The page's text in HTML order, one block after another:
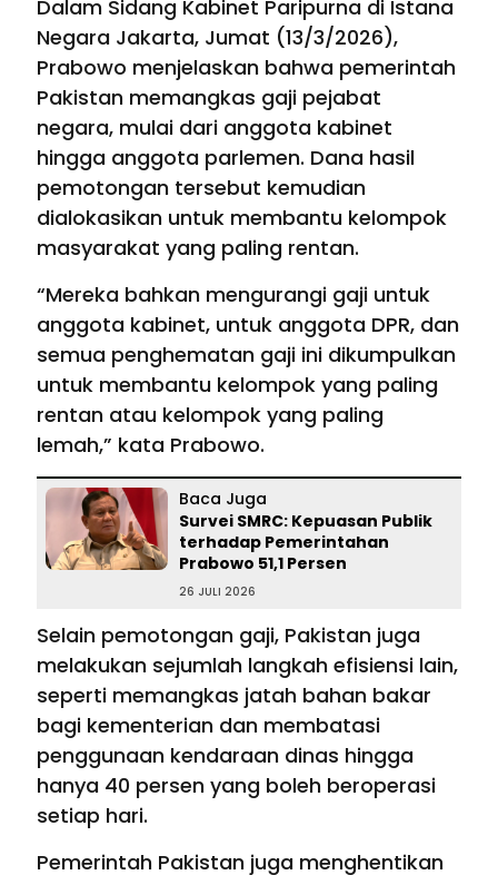
Dalam Sidang Kabinet Paripurna di Istana
Negara Jakarta, Jumat (13/3/2026),
Prabowo menjelaskan bahwa pemerintah
Pakistan memangkas gaji pejabat
negara, mulai dari anggota kabinet
hingga anggota parlemen. Dana hasil
pemotongan tersebut kemudian
dialokasikan untuk membantu kelompok
masyarakat yang paling rentan.
“Mereka bahkan mengurangi gaji untuk
anggota kabinet, untuk anggota DPR, dan
semua penghematan gaji ini dikumpulkan
untuk membantu kelompok yang paling
rentan atau kelompok yang paling
lemah,” kata Prabowo.
Baca Juga
Survei SMRC: Kepuasan Publik
terhadap Pemerintahan
Prabowo 51,1 Persen
26 JULI 2026
Selain pemotongan gaji, Pakistan juga
melakukan sejumlah langkah efisiensi lain,
seperti memangkas jatah bahan bakar
bagi kementerian dan membatasi
penggunaan kendaraan dinas hingga
hanya 40 persen yang boleh beroperasi
setiap hari.
Pemerintah Pakistan juga menghentikan